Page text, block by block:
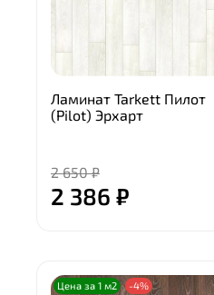
Ламинат Tarkett Пилот
(Pilot) Эрхарт
2 650 ₽
2 386 ₽
Цена за 1 м2 -4%